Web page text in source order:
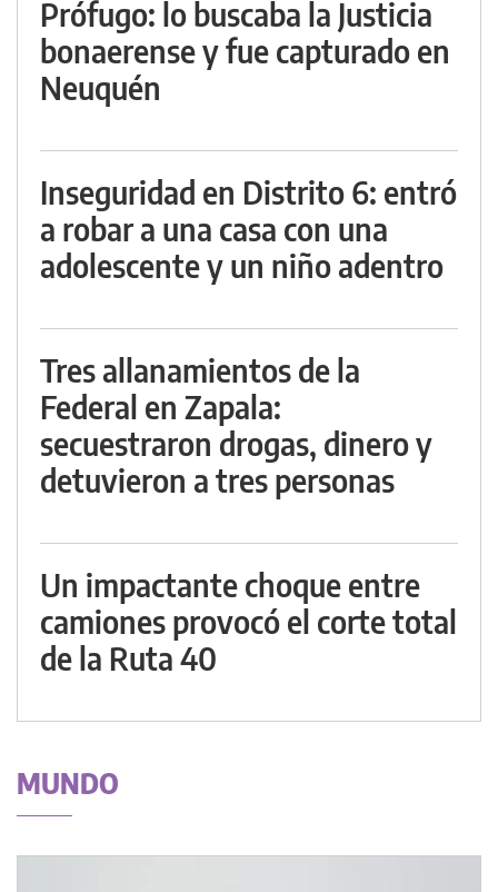
Prófugo: lo buscaba la Justicia
bonaerense y fue capturado en
Neuquén
Inseguridad en Distrito 6: entró
a robar a una casa con una
adolescente y un niño adentro
Tres allanamientos de la
Federal en Zapala:
secuestraron drogas, dinero y
detuvieron a tres personas
Un impactante choque entre
camiones provocó el corte total
de la Ruta 40
MUNDO